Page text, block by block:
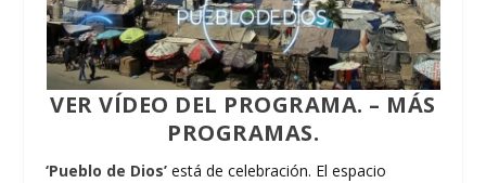
VER VÍDEO DEL PROGRAMA. – MÁS
PROGRAMAS.
‘Pueblo de Dios’ está de celebración. El espacio